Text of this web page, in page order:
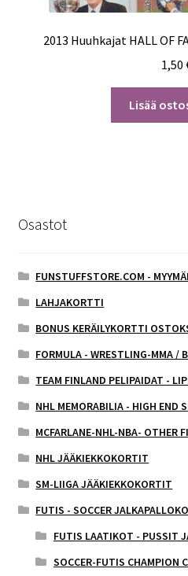
2013 Huuhkajat HALL OF
1,50
Lisää
Osastot
FUNSTUFFSTORE.COM -
LAHJAKORTTI
BONUS KERÄILYKORTTI
FORMULA - WRESTLING-MMA /
TEAM FINLAND PELIPAIDAT -
NHL MEMORABILIA - HIGH END
MCFARLANE-NHL-NBA- OTHER
NHL JÄÄKIEKKOKORTIT
SM-LIIGA JÄÄKIEKKOKORTIT
FUTIS - SOCCER
FUTIS LAATIKOT - PUSSIT
SOCCER-FUTIS CHAMPION